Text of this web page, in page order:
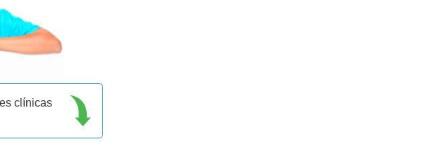
clínicas